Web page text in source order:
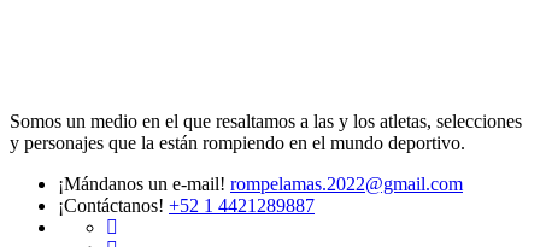
Somos un medio en el que resaltamos a las y los atletas, selecciones
y personajes que la están rompiendo en el mundo deportivo.
¡Mándanos un e-mail! rompelamas.2022@gmail.com
¡Contáctanos! +52 1 4421289887